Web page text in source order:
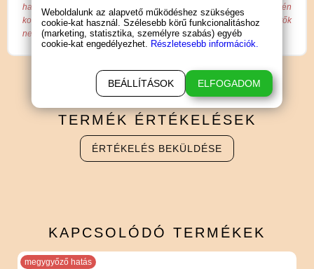
hagyományokon és vásárlói visszajelzéseken alapul! Szükség esetén
konzultáljon kezelő orvosával! Az oldalon található étrend-kiegészítők
nem helyettesítik a változatos és kiegyensúlyozott táplálkozást.
TERMÉK ÉRTÉKELÉSEK
ÉRTÉKELÉS BEKÜLDÉSE
KAPCSOLÓDÓ TERMÉKEK
megygyőző hatás
Weboldalunk az alapvető működéshez szükséges
cookie-kat használ. Szélesebb körű funkcionalitáshoz
(marketing, statisztika, személyre szabás) egyéb
cookie-kat engedélyezhet. Részletesebb információk.
BEÁLLÍTÁSOK ELFOGADOM